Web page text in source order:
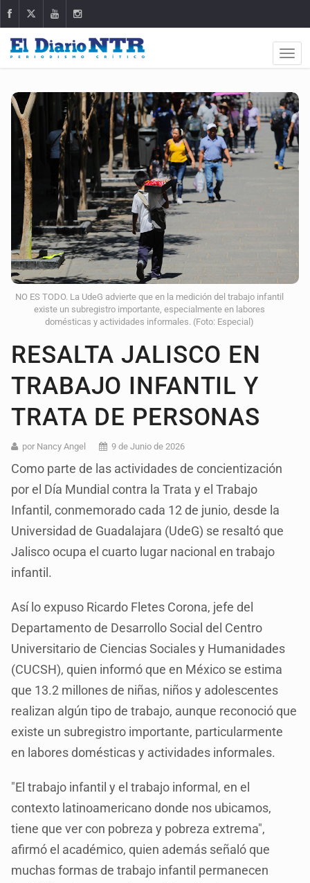
NO ES TODO. La UdeG advierte que en la medición del trabajo infantil
existe un subregistro importante, especialmente en labores
domésticas y actividades informales. (Foto: Especial)
RESALTA JALISCO EN
TRABAJO INFANTIL Y
TRATA DE PERSONAS
por Nancy Angel 9 de Junio de 2026
Como parte de las actividades de concientización
por el Día Mundial contra la Trata y el Trabajo
Infantil, conmemorado cada 12 de junio, desde la
Universidad de Guadalajara (UdeG) se resaltó que
Jalisco ocupa el cuarto lugar nacional en trabajo
infantil.
Así lo expuso Ricardo Fletes Corona, jefe del
Departamento de Desarrollo Social del Centro
Universitario de Ciencias Sociales y Humanidades
(CUCSH), quien informó que en México se estima
que 13.2 millones de niñas, niños y adolescentes
realizan algún tipo de trabajo, aunque reconoció que
existe un subregistro importante, particularmente
en labores domésticas y actividades informales.
"El trabajo infantil y el trabajo informal, en el
contexto latinoamericano donde nos ubicamos,
tiene que ver con pobreza y pobreza extrema",
afirmó el académico, quien además señaló que
muchas formas de trabajo infantil permanecen